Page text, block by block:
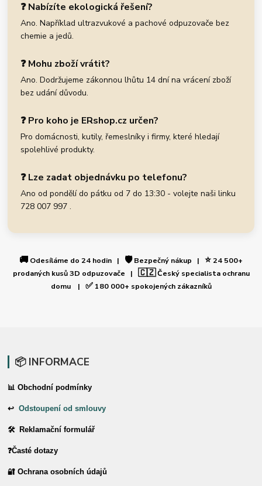
❓ Nabízíte ekologická řešení?
Ano. Například ultrazvukové a pachové odpuzovače bez
chemie a jedů.
❓ Mohu zboží vrátit?
Ano. Dodržujeme zákonnou lhůtu 14 dní na vrácení zboží
bez udání důvodu.
❓ Pro koho je ERshop.cz určen?
Pro domácnosti, kutily, řemeslníky i firmy, které hledají
spolehlivé produkty.
❓ Lze zadat objednávku po telefonu?
Ano od pondělí do pátku od 7 do 13:30 - volejte naši linku
728 007 997 .
🚚 Odesíláme do 24 hodin | 🛡️Bezpečný nákup | ⭐24 500+
prodaných kusů 3D odpuzovače | 🇨🇿Český specialista ochranu
domu | ✅180 000+ spokojených zákazníků
📦 INFORMACE
📊 Obchodní podmínky
↩Odstoupení od smlouvy
🛠 Reklamační formulář
❓Časté dotazy
🔐 Ochrana osobních údajů